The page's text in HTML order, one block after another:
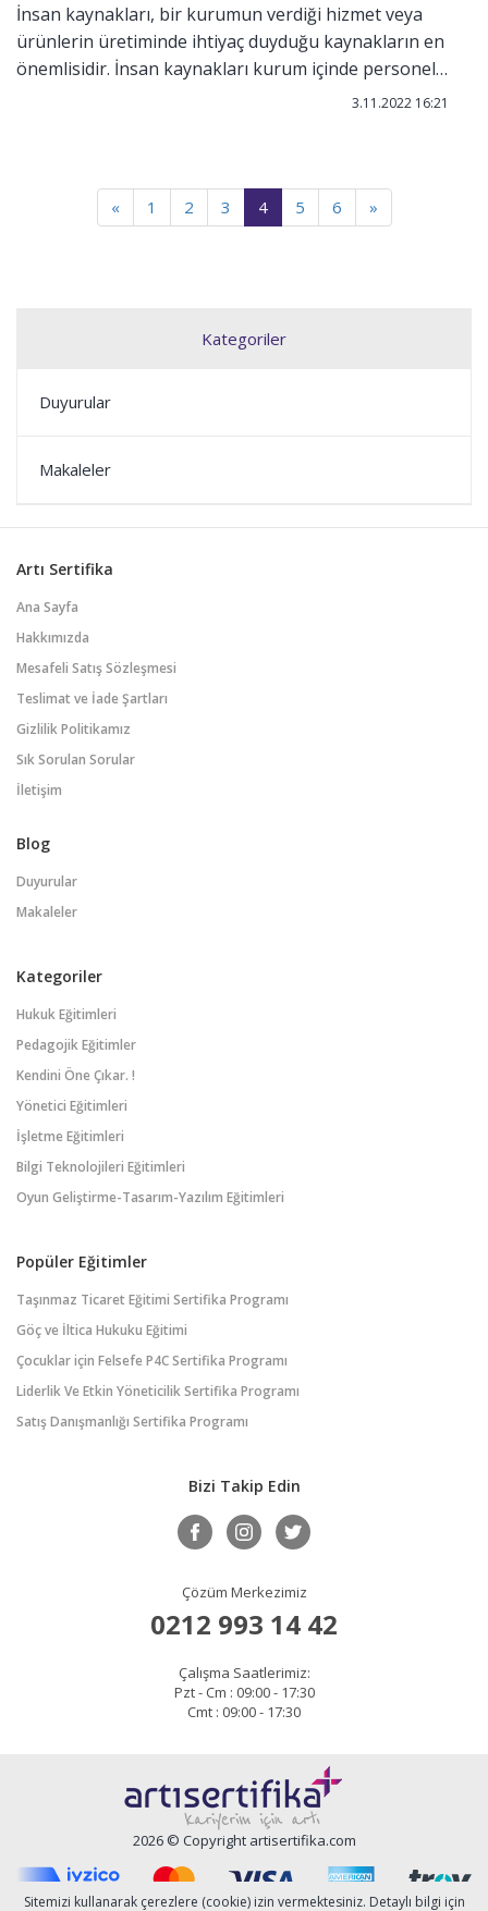
Kategoriler
Duyurular
Makaleler
İnsan kaynakları, bir kurumun verdiği hizmet veya
ürünlerin üretiminde ihtiyaç duyduğu kaynakların en
önemlisidir. İnsan kaynakları kurum içinde personele
dair yapılan tüm çalışmaların da yürütülmesinde en
3.11.2022 16:21
« 1 2 3 4 5 6 »
Artı Sertifika
Ana Sayfa
Hakkımızda
Mesafeli Satış Sözleşmesi
Teslimat ve İade Şartları
Gizlilik Politikamız
Sık Sorulan Sorular
İletişim
Blog
Duyurular
Makaleler
Kategoriler
Hukuk Eğitimleri
Pedagojik Eğitimler
Kendini Öne Çıkar. !
Yönetici Eğitimleri
İşletme Eğitimleri
Bilgi Teknolojileri Eğitimleri
Oyun Geliştirme-Tasarım-Yazılım Eğitimleri
Popüler Eğitimler
Taşınmaz Ticaret Eğitimi Sertifika Programı
Göç ve İltica Hukuku Eğitimi
Çocuklar için Felsefe P4C Sertifika Programı
Liderlik Ve Etkin Yöneticilik Sertifika Programı
Satış Danışmanlığı Sertifika Programı
Bizi Takip Edin
Çözüm Merkezimiz
0212 993 14 42
Çalışma Saatlerimiz:
Pzt - Cm : 09:00 - 17:30
Cmt : 09:00 - 17:30
2026 © Copyright artisertifika.com
Sitemizi kullanarak çerezlere (cookie) izin vermektesiniz. Detaylı bilgi için